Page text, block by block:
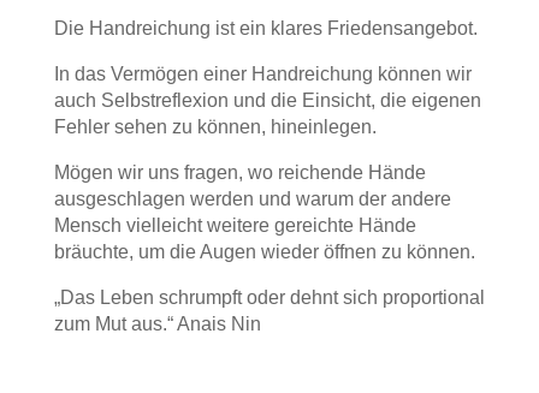
Die Handreichung ist ein klares Friedensangebot.
In das Vermögen einer Handreichung können wir
auch Selbstreflexion und die Einsicht, die eigenen
Fehler sehen zu können, hineinlegen.
Mögen wir uns fragen, wo reichende Hände
ausgeschlagen werden und warum der andere
Mensch vielleicht weitere gereichte Hände
bräuchte, um die Augen wieder öffnen zu können.
„Das Leben schrumpft oder dehnt sich proportional
zum Mut aus.“ Anais Nin